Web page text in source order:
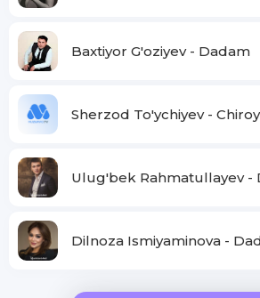
Baxtiyor G'oziyev - Dadam
Sherzod To'ychiyev -
Ulug'bek Rahmatullayev -
Dilnoza Ismiyaminova -